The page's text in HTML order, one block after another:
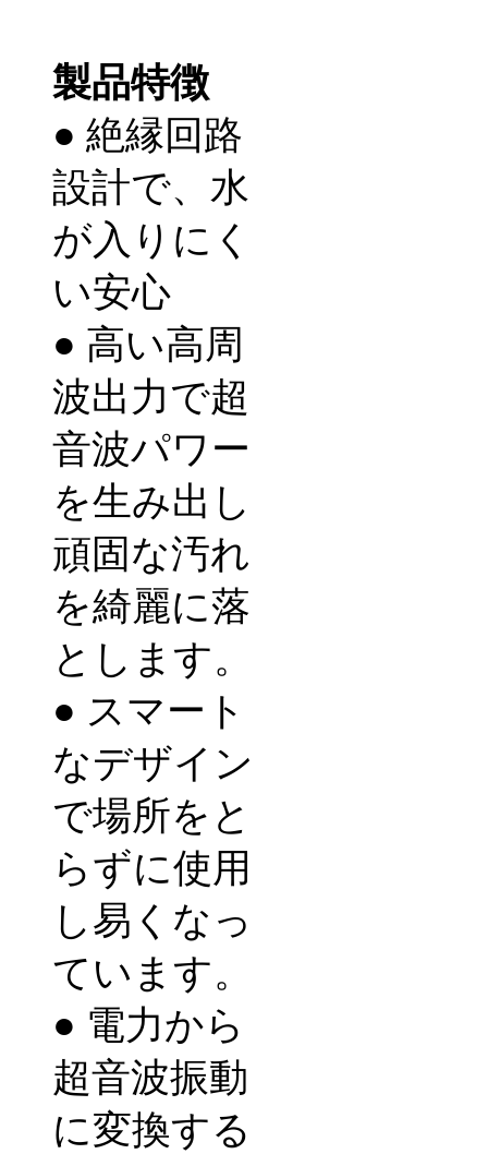
製品特徴
● 絶縁回路
設計で、水
が入りにく
い安心
● 高い高周
波出力で超
音波パワー
を生み出し
頑固な汚れ
を綺麗に落
とします。
● スマート
なデザイン
で場所をと
らずに使用
し易くなっ
ています。
● 電力から
超音波振動
に変換する